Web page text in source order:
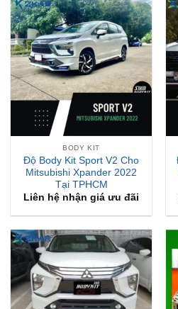
BODY KIT
Độ Body Kit Sport V2 Cho
Mitsubishi Xpander 2022
Tại TPHCM
Liên hệ nhận giá ưu đãi